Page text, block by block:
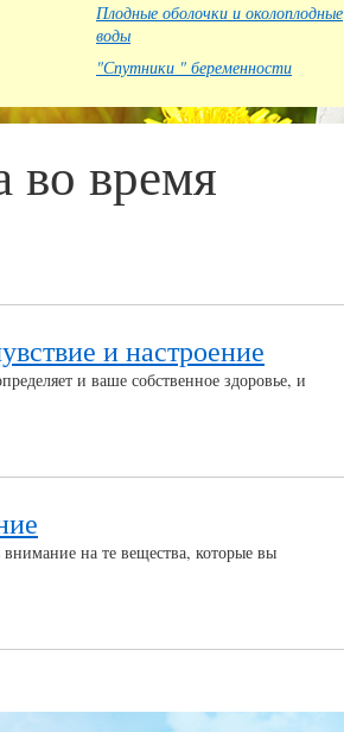
Плодные оболочки и околоплодные
воды
"Спутники " беременности
во время
и настроение
и ваше собственное здоровье, и
внимание на те вещества, которые вы